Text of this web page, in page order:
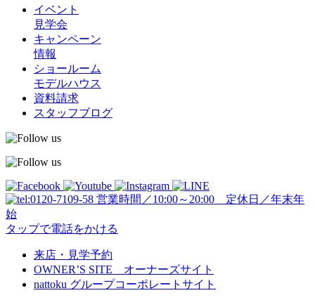
イベント
見学会
キャンペーン
情報
ショールーム
モデルハウス
資料請求
スタッフブログ
営業時間／10:00～20:00 定休日／年末年
始
タップで電話をかける
来店・見学予約
OWNER’S SITE オーナーズサイト
nattoku グループコーポレートサイト